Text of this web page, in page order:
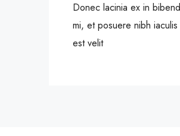
Donec lacinia ex in
mi, et posuere nibh
est velit